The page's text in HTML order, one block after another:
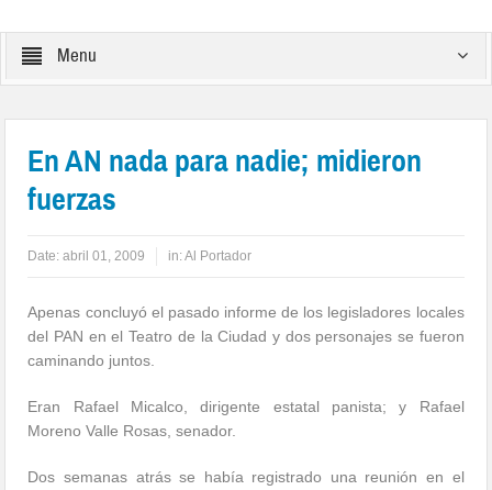
Menu
En AN nada para nadie; midieron
fuerzas
Date:abril 01, 2009 in:Al Portador
Apenas concluyó el pasado informe de los legisladores locales
del PAN en el Teatro de la Ciudad y dos personajes se fueron
caminando juntos.
Eran Rafael Micalco, dirigente estatal panista; y Rafael
Moreno Valle Rosas, senador.
Dos semanas atrás se había registrado una reunión en el